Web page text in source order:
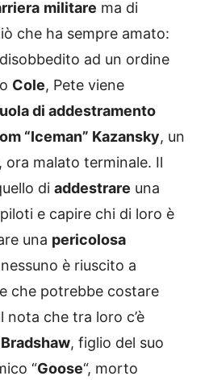
militare ma di
che ha sempre amato:
ad un ordine
Cole, Pete viene
di addestramento
“Iceman” Kazansky, un
ora malato terminale. Il
di addestrare una
e capire chi di loro è
una pericolosa
è riuscito a
che potrebbe costare
nota che tra loro c’è
, figlio del suo
“Goose“, morto